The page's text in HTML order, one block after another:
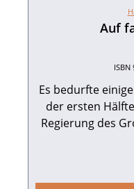
Auf
ISBN
Es bedurfte
der ersten
Regierung des
entschied